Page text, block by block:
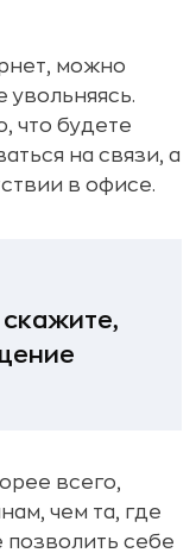
можно
увольняясь.
что будете
на связи, а
в офисе.
скажите,
всего,
чем та, где
себе